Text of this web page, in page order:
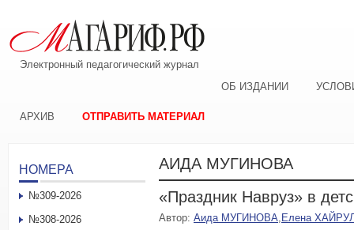
Электронный педагогический журнал
ОБ ИЗДАНИИ
АРХИВ ОТПРАВИТЬ МАТЕРИАЛ
АИДА МУГИНОВА
«Праздник Навруз» в
Автор: Аида МУГИНОВА, Елена
НОМЕРА
№309-2026
№308-2026